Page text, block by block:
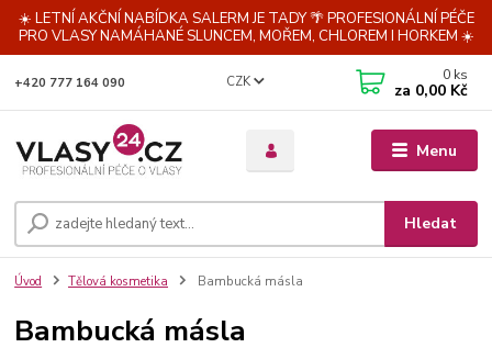
☀️ LETNÍ AKČNÍ NABÍDKA SALERM JE TADY 🌴 PROFESIONÁLNÍ PÉČE
PRO VLASY NAMÁHANÉ SLUNCEM, MOŘEM, CHLOREM I HORKEM ☀️
Menu
CZK
Hledat
+420 777 164 090 0 ks
za 0,00 Kč
Úvod Tělová kosmetika Bambucká másla
Bambucká másla